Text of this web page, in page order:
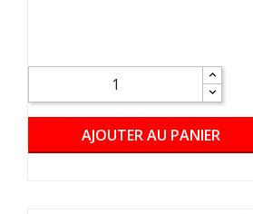
AJOUTER AU PANIER